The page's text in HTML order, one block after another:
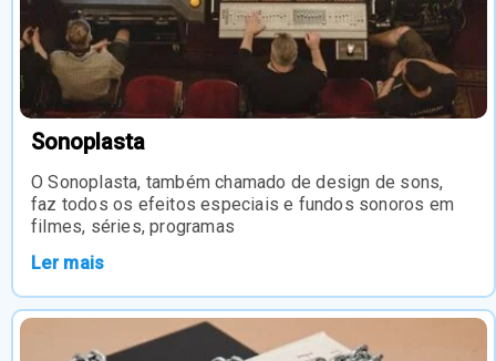
Sonoplasta
O Sonoplasta, também chamado de design de sons,
faz todos os efeitos especiais e fundos sonoros em
filmes, séries, programas
Ler mais